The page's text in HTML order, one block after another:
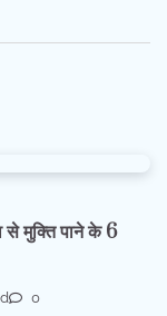
मुक्ति पाने के 6
0